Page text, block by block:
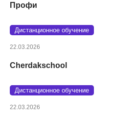
Профи
Дистанционное обучение
22.03.2026
Cherdakschool
Дистанционное обучение
22.03.2026